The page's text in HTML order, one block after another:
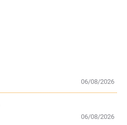
06/08/2026
06/08/2026